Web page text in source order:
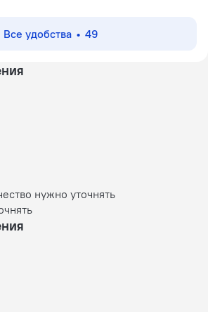
Все удобства 49
нужно уточнять